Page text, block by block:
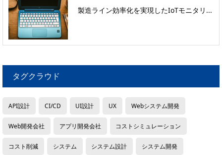
製造ライン効率化を実現したIoTモニタリ...
タグクラウド
API設計 CI/CD UI設計 UX Webシステム開発
Web開発会社 アプリ開発会社 コストシミュレーション
コスト削減 システム システム設計 システム開発